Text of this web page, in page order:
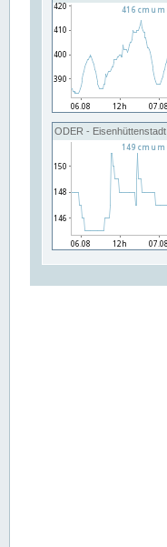
ODER - Eisenhüttenstadt